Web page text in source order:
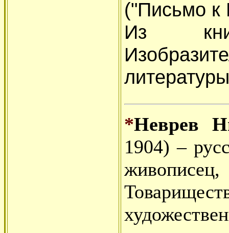
("Письмо к
Из
*Неврев
1904) –
живописец,